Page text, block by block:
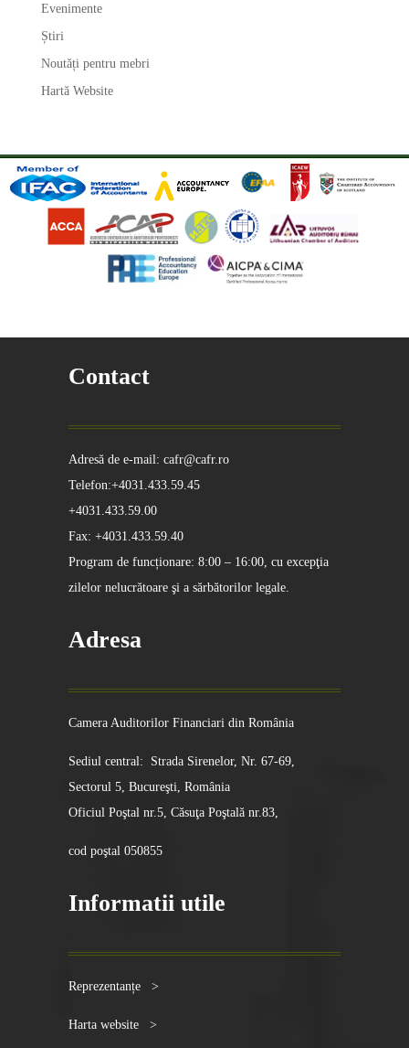
Evenimente
Știri
Noutăți pentru mebri
Hartă Website
Contact
Adresă de e-mail: cafr@cafr.ro
Telefon:+4031.433.59.45
+4031.433.59.00
Fax: +4031.433.59.40
Program de funcționare: 8:00 – 16:00, cu excepţia
zilelor nelucrătoare şi a sărbătorilor legale.
Adresa
Camera Auditorilor Financiari din România
Sediul central: Strada Sirenelor, Nr. 67-69,
Sectorul 5, Bucureşti, România
Oficiul Poştal nr.5, Căsuţa Poştală nr.83,
cod poştal 050855
Informatii utile
Reprezentanțe >
Harta website >